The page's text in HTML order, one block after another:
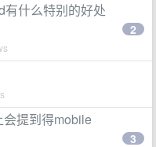
什么特别的好处
2
提到得mobile
3